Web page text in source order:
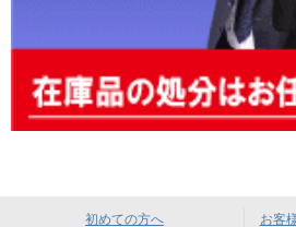
初めての方へ お客